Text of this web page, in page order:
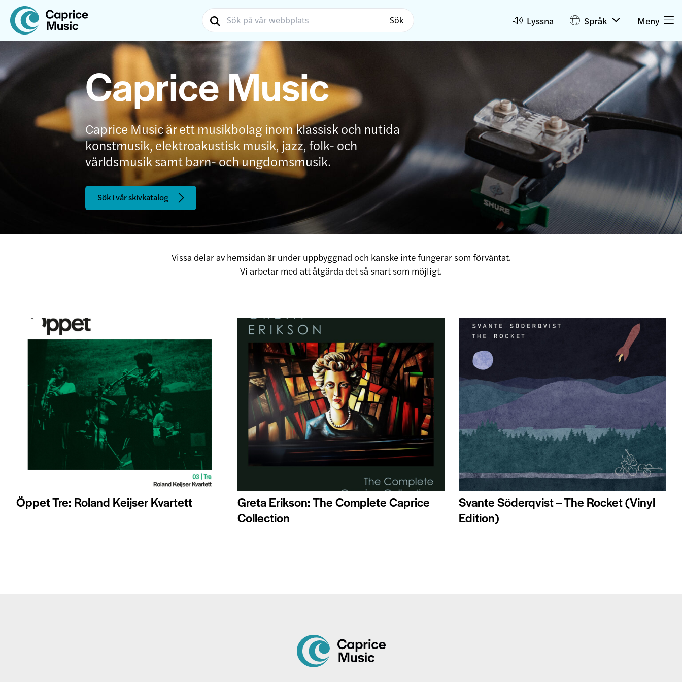
Sök Lyssna Språk Meny
Caprice Music
Caprice Music är ett musikbolag inom klassisk och nutida
konstmusik, elektroakustisk musik, jazz, folk- och
världsmusik samt barn- och ungdomsmusik.
Sök i vår skivkatalog
Vissa delar av hemsidan är under uppbyggnad och kanske inte fungerar som förväntat.
Vi arbetar med att åtgärda det så snart som möjligt.
Öppet Tre: Roland Keijser Kvartett
Greta Erikson: The Complete Caprice
Collection
Svante Söderqvist – The Rocket (Vinyl
Edition)